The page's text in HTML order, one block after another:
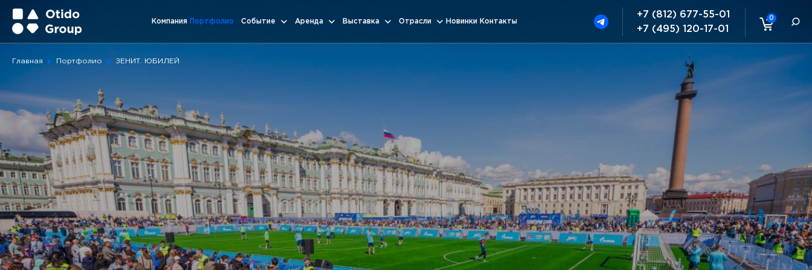
0
+7 (812) 677-55-01
+7 (495) 120-17-01
Компания Портфолио Событие Аренда Выставка Отрасли Новинки Контакты
Главная Портфолио ЗЕНИТ. ЮБИЛЕЙ